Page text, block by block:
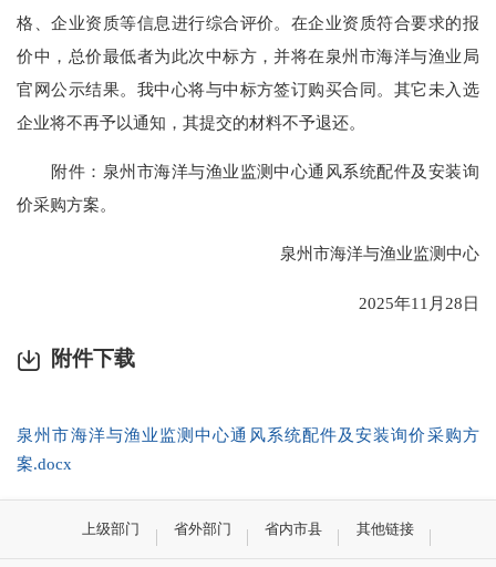
格、企业资质等信息进行综合评价。在企业资质符合要求的报
价中，总价最低者为此次中标方，并将在泉州市海洋与渔业局
官网公示结果。我中心将与中标方签订购买合同。其它未入选
企业将不再予以通知，其提交的材料不予退还。
附件：泉州市海洋与渔业监测中心通风系统配件及安装询
价采购方案。
泉州市海洋与渔业监测中心
2025年11月28日
附件下载
泉州市海洋与渔业监测中心通风系统配件及安装询价采购方
案.docx
上级部门 省外部门 省内市县 其他链接